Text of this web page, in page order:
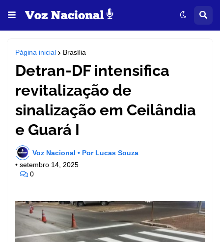
Página inicial Brasília
Detran-DF intensifica
revitalização de
sinalização em Ceilândia
e Guará I
Voz Nacional • Por Lucas Souza
• setembro 14, 2025
0